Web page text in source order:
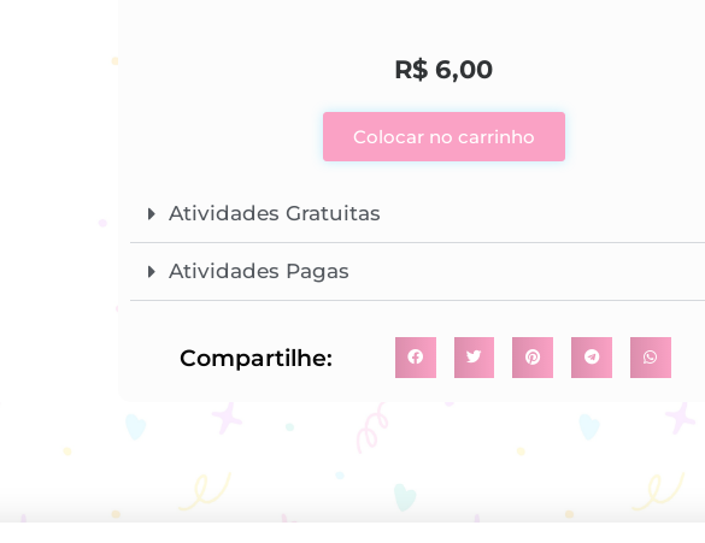
R$ 6,00
Colocar no carrinho
Atividades Gratuitas
Atividades Pagas
Compartilhe: